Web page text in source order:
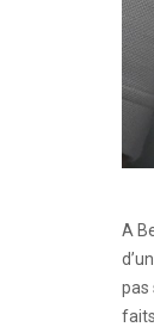
A
pas